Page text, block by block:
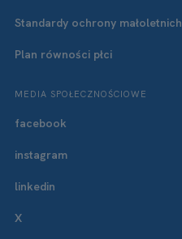
Standardy ochrony małoletnich
Plan równości płci
MEDIA SPOŁECZNOŚCIOWE
facebook
instagram
linkedin
X